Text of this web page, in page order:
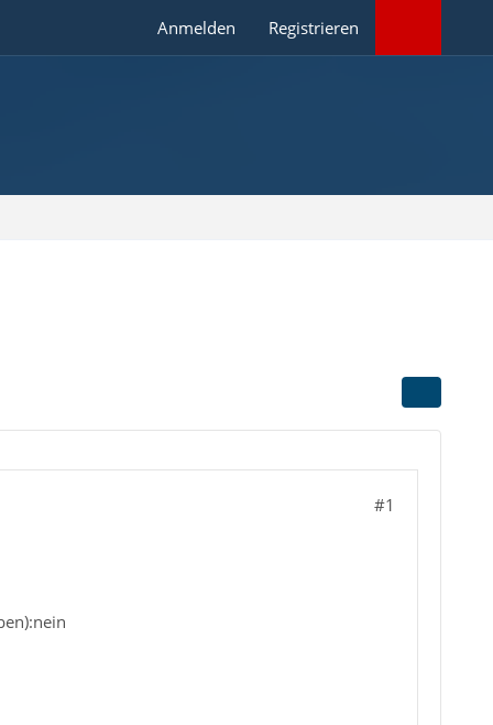
Anmelden Registrieren
#1